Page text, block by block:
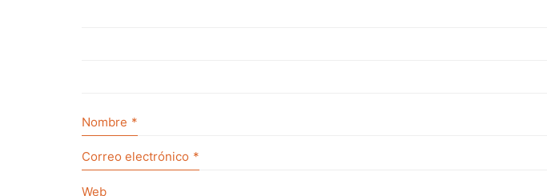
Nombre *
Correo electrónico *
Web